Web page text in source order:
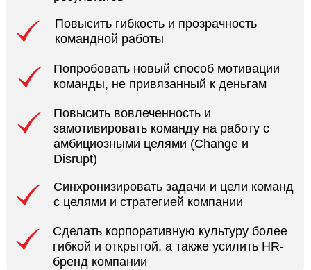
Синхронизировать задачи и цели команд
с целями и стратегией компании
гибкой и открытой, а также усилить HR-
бренд компании
Систематизируете знания по OKR
и сформируете вдохновляющие цели
на год и квартал
Ускорите рост компании и вдохновите
команду на прорыв
Что вы получите от курса?